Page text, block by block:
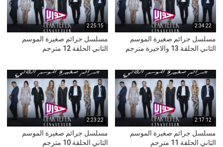
2:34:22
مسلسل جرائم صغيرة الموسم
الثاني الحلقة 13 والاخيرة مترجم
2:25:15
مسلسل جرائم صغيرة الموسم
الثاني الحلقة 12 مترجم
2:17:12
مسلسل جرائم صغيرة الموسم
الثاني الحلقة 11 مترجم
2:23:22
مسلسل جرائم صغيرة الموسم
الثاني الحلقة 10 مترجم